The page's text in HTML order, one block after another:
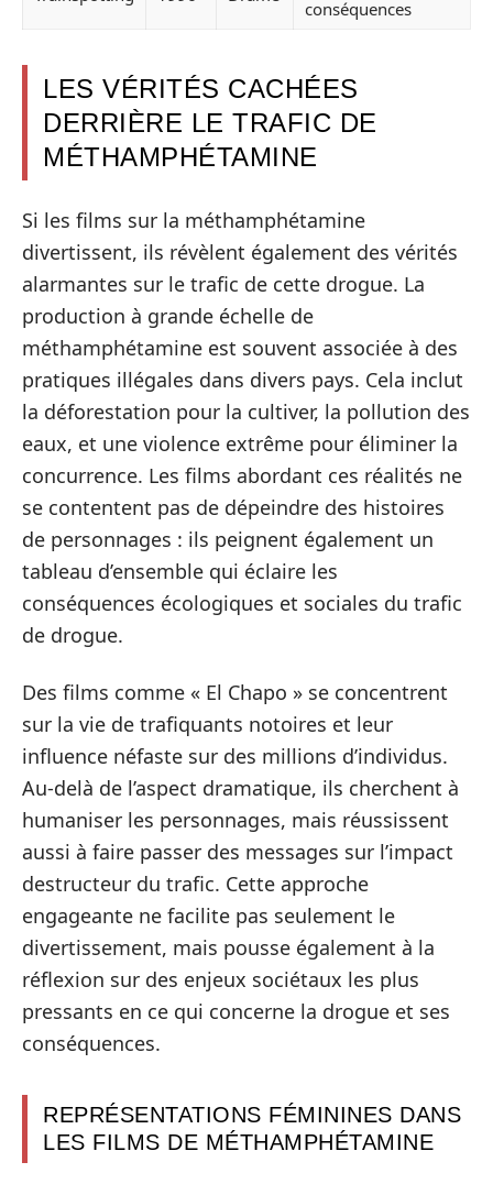
conséquences
LES VÉRITÉS CACHÉES
DERRIÈRE LE TRAFIC DE
MÉTHAMPHÉTAMINE
Si les films sur la méthamphétamine
divertissent, ils révèlent également des vérités
alarmantes sur le trafic de cette drogue. La
production à grande échelle de
méthamphétamine est souvent associée à des
pratiques illégales dans divers pays. Cela inclut
la déforestation pour la cultiver, la pollution des
eaux, et une violence extrême pour éliminer la
concurrence. Les films abordant ces réalités ne
se contentent pas de dépeindre des histoires
de personnages : ils peignent également un
tableau d’ensemble qui éclaire les
conséquences écologiques et sociales du trafic
de drogue.
Des films comme « El Chapo » se concentrent
sur la vie de trafiquants notoires et leur
influence néfaste sur des millions d’individus.
Au-delà de l’aspect dramatique, ils cherchent à
humaniser les personnages, mais réussissent
aussi à faire passer des messages sur l’impact
destructeur du trafic. Cette approche
engageante ne facilite pas seulement le
divertissement, mais pousse également à la
réflexion sur des enjeux sociétaux les plus
pressants en ce qui concerne la drogue et ses
conséquences.
REPRÉSENTATIONS FÉMININES DANS
LES FILMS DE MÉTHAMPHÉTAMINE